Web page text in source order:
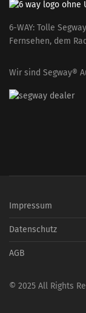
6-WAY: Tolle
Fernsehen, dem
Wir sind Segway®
Impressum
Datenschutz
AGB
© 2025 All Rights